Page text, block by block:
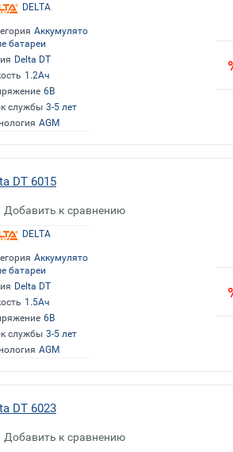
DELTA
Аккумулято
батареи
Delta DT
1.2Ач
6В
службы 3-5 лет
AGM
DT 6015
Добавить к сравнению
DELTA
Аккумулято
батареи
Delta DT
1.5Ач
6В
службы 3-5 лет
AGM
DT 6023
Добавить к сравнению